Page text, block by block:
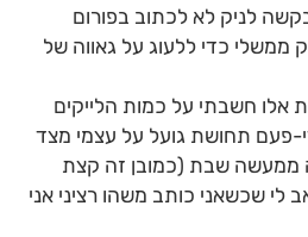
לניק לא לכתוב בפורום
ממשלי כדי ללעוג על גאווה של
2 הודעות אלו חשבתי על כמות הלייקים
פעם תחושת גועל על עצמי מצד
ממעשה שבת (כמובן זה קצת
שכשאני כותב משהו רציני אני